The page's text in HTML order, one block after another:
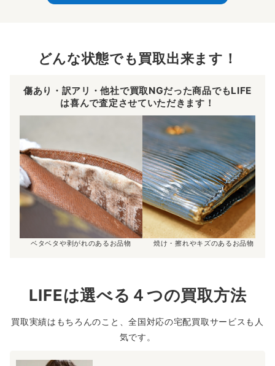
どんな状態でも買取出来ます！
傷あり・訳アリ・他社で買取NGだった商品でもLIFE
は喜んで査定させていただきます！
ベタベタや剥がれのあるお品物 焼け・擦れやキズのあるお品物
LIFEは選べる４つの買取方法
買取実績はもちろんのこと、全国対応の宅配買取サービスも人
気です。